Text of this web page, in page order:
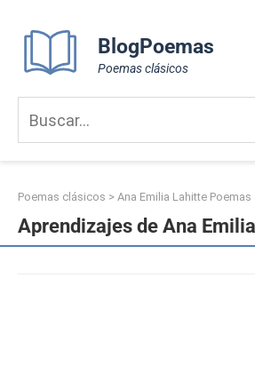
content
BlogPoemas
Poemas clásicos
Poemas clásicos > Ana Emilia Lahitte Poemas
Aprendizajes de Ana